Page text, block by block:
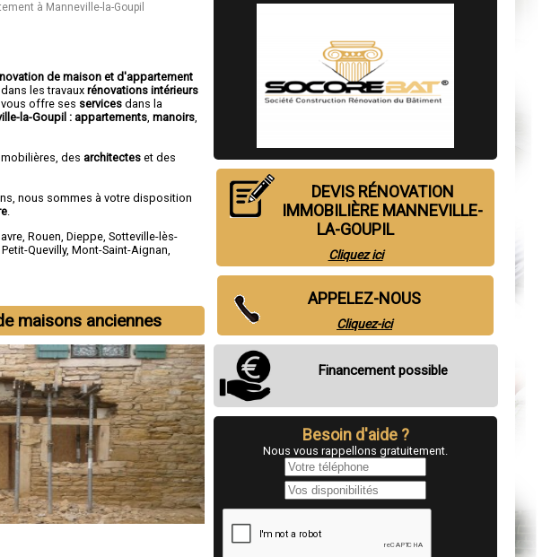
à Manneville-la-Goupil
de maison et d'appartement
les travauxrénovations intérieurs
vous offre ses services dans la
la-Goupil : appartements ,manoirs
des architectes et des
nous sommes à votre disposition
,Rouen ,Dieppe ,Sotteville-lès-
Quevilly,Mont-Saint-Aignan
maisons anciennes
DEVIS RÉNOVATION
IMMOBILIÈRE MANNEVILLE-
LA-GOUPIL
Cliquez ici
APPELEZ-NOUS
Cliquez-ici
Financement possible
Besoin d'aide ?
Nous vous rappellons gratuitement.